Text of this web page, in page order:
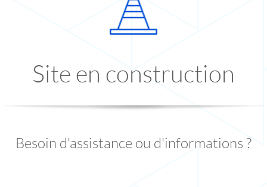
Site en construction
Besoin d'assistance ou d'informations ?